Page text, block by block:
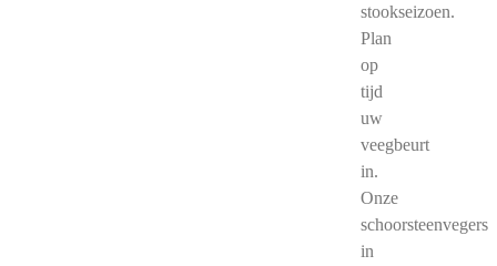
stookseizoen.
Plan
op
tijd
uw
veegbeurt
in.
Onze
schoorsteenvegers
in